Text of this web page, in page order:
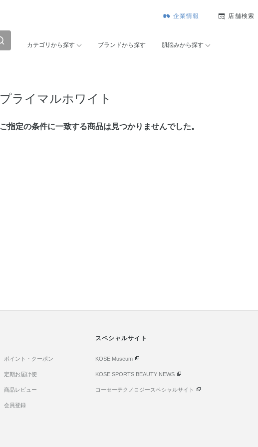
企業情報 店舗検索
カテゴリから探す ブランドから探す 肌悩みから探す
プライマルホワイト
ご指定の条件に⼀致する商品は見つかりませんでした。
ポイント・クーポン
定期お届け便
商品レビュー
会員登録
スペシャルサイト
KOSE Museum
KOSE SPORTS BEAUTY NEWS
コーセーテクノロジースペシャルサイト